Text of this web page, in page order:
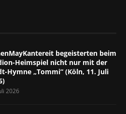
begeisterten beim
Heimspiel nicht nur mit der
Hymne „Tommi“ (Köln, 11. Juli
2026